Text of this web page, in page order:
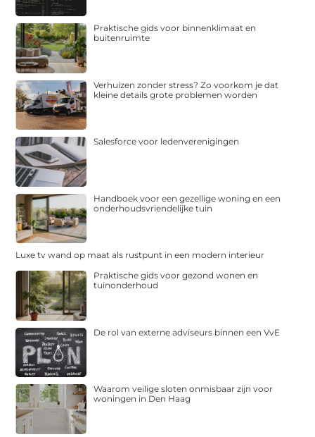
Praktische gids voor binnenklimaat en
buitenruimte
Verhuizen zonder stress? Zo voorkom je dat
kleine details grote problemen worden
Salesforce voor ledenverenigingen
Handboek voor een gezellige woning en een
onderhoudsvriendelijke tuin
Luxe tv wand op maat als rustpunt in een modern interieur
Praktische gids voor gezond wonen en
tuinonderhoud
De rol van externe adviseurs binnen een VvE
Waarom veilige sloten onmisbaar zijn voor
woningen in Den Haag